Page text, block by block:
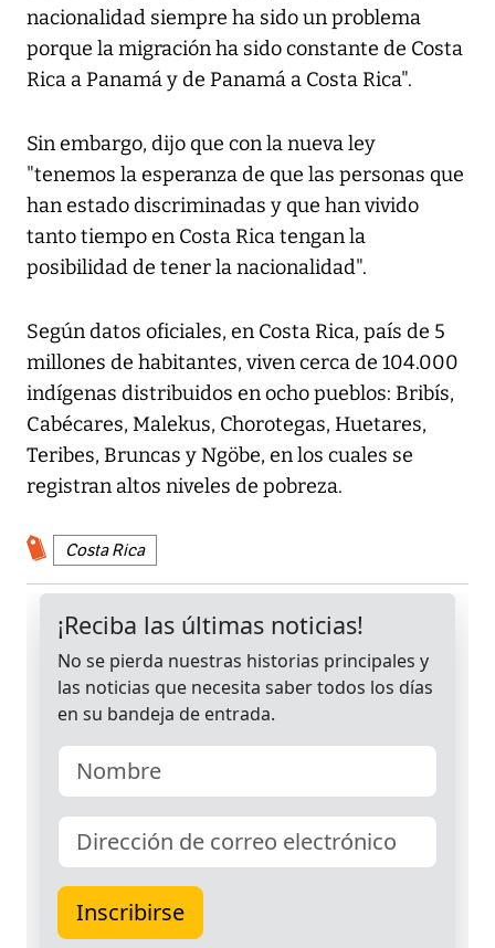
nacionalidad siempre ha sido un problema
porque la migración ha sido constante de Costa
Rica a Panamá y de Panamá a Costa Rica".
Sin embargo, dijo que con la nueva ley
"tenemos la esperanza de que las personas que
han estado discriminadas y que han vivido
tanto tiempo en Costa Rica tengan la
posibilidad de tener la nacionalidad".
Según datos oficiales, en Costa Rica, país de 5
millones de habitantes, viven cerca de 104.000
indígenas distribuidos en ocho pueblos: Bribís,
Cabécares, Malekus, Chorotegas, Huetares,
Teribes, Bruncas y Ngöbe, en los cuales se
registran altos niveles de pobreza.
Costa Rica